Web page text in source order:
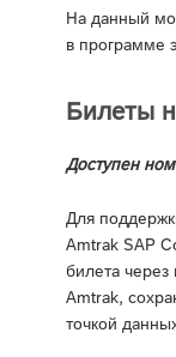
На данный
в программе
Билеты
Доступен
Для
Amtrak SAP
билета
Amtrak,
точкой